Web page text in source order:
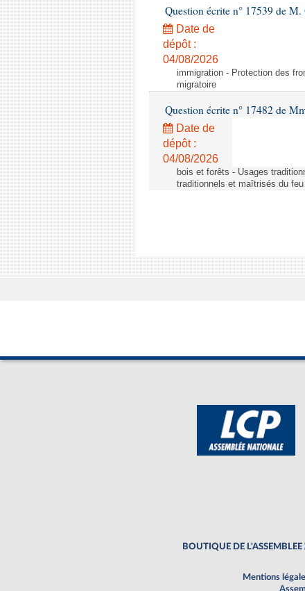
Question écrite n° 17539 de
Date de
dépôt :
04/08/2026
immigration - Protection des
migratoire
Question écrite n° 17482 de
Date de
dépôt :
04/08/2026
bois et forêts - Usages
traditionnels et maîtrisés du
BOUTIQUE DE L'ASSEMBLEE
Mentions